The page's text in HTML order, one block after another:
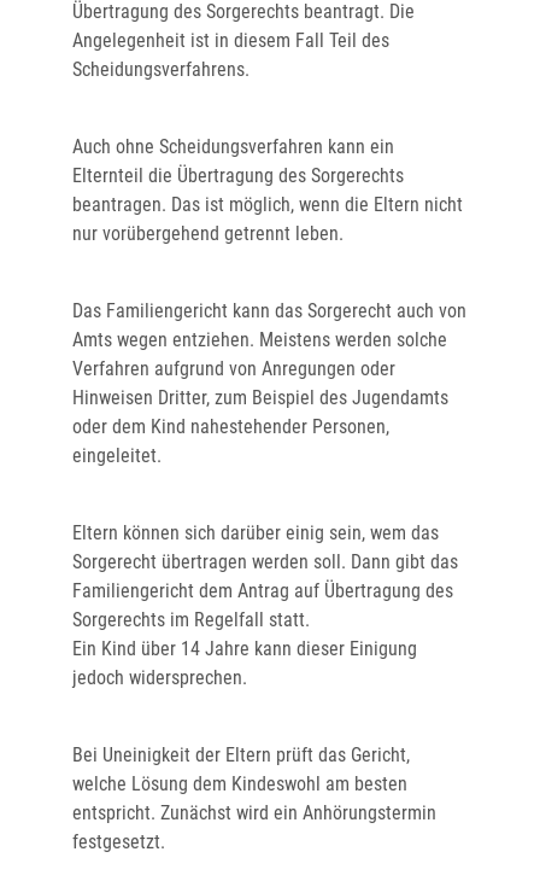
Übertragung des Sorgerechts beantragt. Die
Angelegenheit ist in diesem Fall Teil des
Scheidungsverfahrens.
Auch ohne Scheidungsverfahren kann ein
Elternteil die Übertragung des Sorgerechts
beantragen. Das ist möglich, wenn die Eltern nicht
nur vorübergehend getrennt leben.
Das Familiengericht kann das Sorgerecht auch von
Amts wegen entziehen. Meistens werden solche
Verfahren aufgrund von Anregungen oder
Hinweisen Dritter, zum Beispiel des Jugendamts
oder dem Kind nahestehender Personen,
eingeleitet.
Eltern können sich darüber einig sein, wem das
Sorgerecht übertragen werden soll. Dann gibt das
Familiengericht dem Antrag auf Übertragung des
Sorgerechts im Regelfall statt.
Ein Kind über 14 Jahre kann dieser Einigung
jedoch widersprechen.
Bei Uneinigkeit der Eltern prüft das Gericht,
welche Lösung dem Kindeswohl am besten
entspricht. Zunächst wird ein Anhörungstermin
festgesetzt.